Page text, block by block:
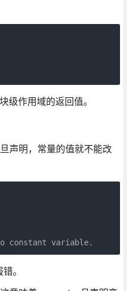
级作用域的返回值。
声明，常量的值就不能改
。